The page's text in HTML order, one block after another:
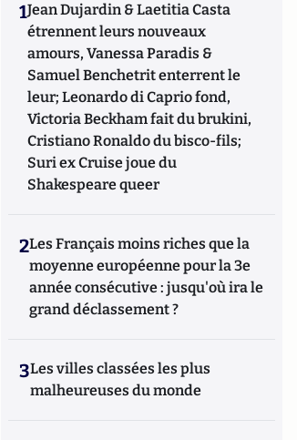
1Jean Dujardin & Laetitia Casta
étrennent leurs nouveaux
amours, Vanessa Paradis &
Samuel Benchetrit enterrent le
leur; Leonardo di Caprio fond,
Victoria Beckham fait du brukini,
Cristiano Ronaldo du bisco-fils;
Suri ex Cruise joue du
Shakespeare queer
2Les Français moins riches que la
moyenne européenne pour la 3e
année consécutive : jusqu'où ira le
grand déclassement ?
3Les villes classées les plus
malheureuses du monde